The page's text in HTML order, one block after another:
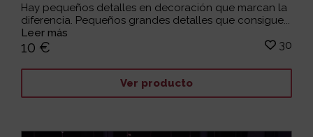
Hay pequeños detalles en decoración que marcan la
diferencia. Pequeños grandes detalles que consigue...
Leer más
10 € 30
Ver producto